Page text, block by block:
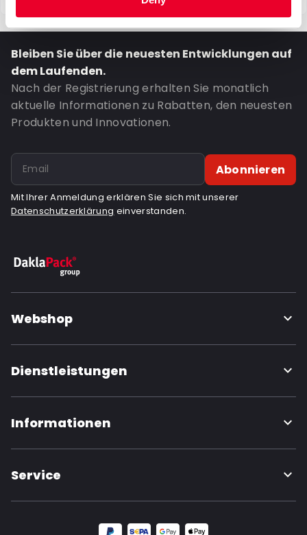
Bleiben Sie über die neuesten Entwicklungen auf
dem Laufenden.
Nach der Registrierung erhalten Sie monatlich
aktuelle Informationen zu Rabatten, den neuesten
Produkten und Innovationen.
Abonnieren
Mit Ihrer Anmeldung erklären Sie sich mit unserer
Datenschutzerklärung einverstanden.
Webshop
Dienstleistungen
Informationen
Service